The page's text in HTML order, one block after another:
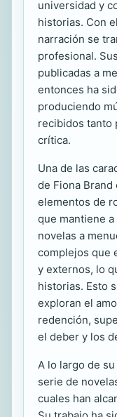
universidad y
historias. Con
narración se
profesional.
publicadas a
entonces ha
produciendo
recibidos tanto
crítica.
Una de las
de Fiona
elementos de
que mantiene
novelas a
complejos que
y externos, lo
historias. Esto
exploran el
redención,
el deber y los
A lo largo de
serie de
cuales han